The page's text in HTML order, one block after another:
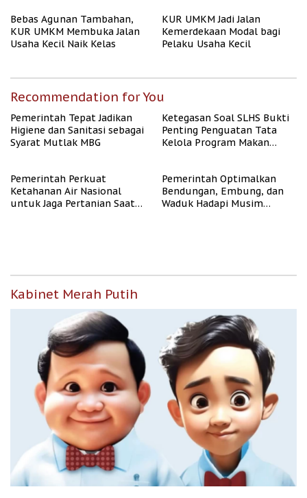
Bebas Agunan Tambahan,
KUR UMKM Membuka Jalan
Usaha Kecil Naik Kelas
KUR UMKM Jadi Jalan
Kemerdekaan Modal bagi
Pelaku Usaha Kecil
Recommendation for You
Pemerintah Tepat Jadikan
Higiene dan Sanitasi sebagai
Syarat Mutlak MBG
Ketegasan Soal SLHS Bukti
Penting Penguatan Tata
Kelola Program Makan
Pemerintah Perkuat
Ketahanan Air Nasional
untuk Jaga Pertanian Saat
Pemerintah Optimalkan
Bendungan, Embung, dan
Waduk Hadapi Musim
Kabinet Merah Putih